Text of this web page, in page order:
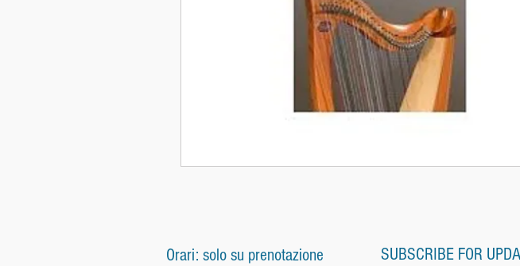
Orari: solo su prenotazione SUBSCRIBE FOR